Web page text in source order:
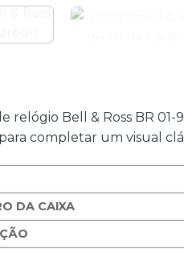
relógio Bell & Ross BR
completar um visual
DA CAIXA